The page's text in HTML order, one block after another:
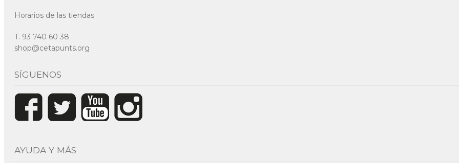
Horarios de las tiendas
T. 93 740 60 38
shop@cetapunts.org
SÍGUENOS
AYUDA Y MÁS